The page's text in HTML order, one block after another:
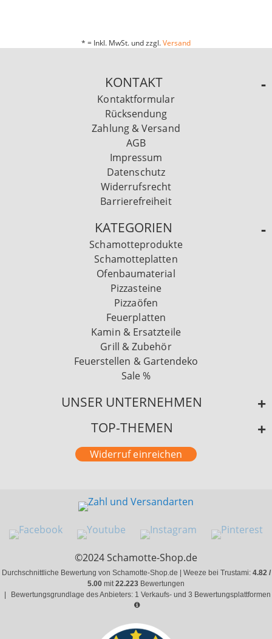
* = Inkl. MwSt. und zzgl.Versand
KONTAKT
Kontaktformular
Rücksendung
Zahlung & Versand
AGB
Impressum
Datenschutz
Widerrufsrecht
Barrierefreiheit
KATEGORIEN
Schamotteprodukte
Schamotteplatten
Ofenbaumaterial
Pizzasteine
Pizzaöfen
Feuerplatten
Kamin & Ersatzteile
Grill & Zubehör
Feuerstellen & Gartendeko
Sale %
UNSER UNTERNEHMEN
TOP-THEMEN
Widerruf einreichen
©2024 Schamotte-Shop.de
Durchschnittliche Bewertung von Schamotte-Shop.de | Weeze bei Trustami: 4.82 /
5.00 mit22.223 Bewertungen
Bewertungsgrundlage des Anbieters: 1 Verkaufs- und 3 Bewertungsplattformen